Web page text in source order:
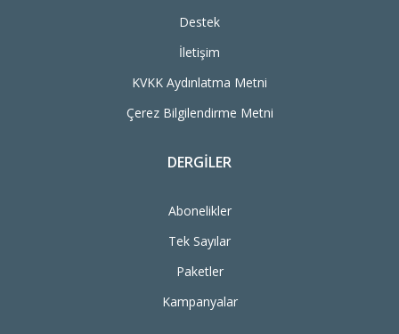
Destek
İletişim
KVKK Aydınlatma Metni
Çerez Bilgilendirme Metni
DERGILER
Abonelikler
Tek Sayılar
Paketler
Kampanyalar